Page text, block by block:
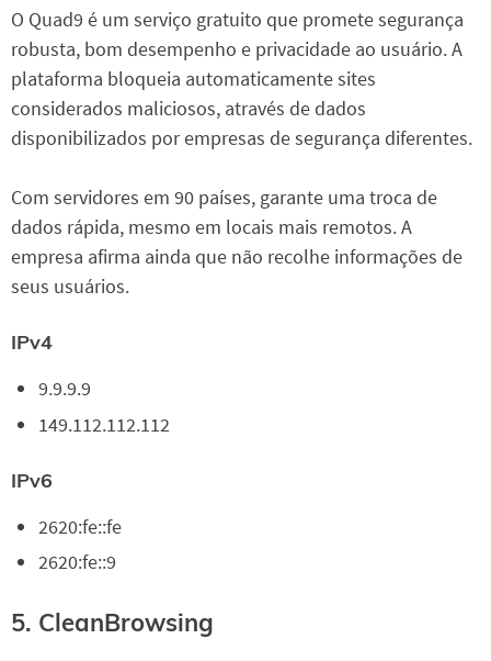
O Quad9 é um serviço gratuito que promete segurança
robusta, bom desempenho e privacidade ao usuário. A
plataforma bloqueia automaticamente sites
considerados maliciosos, através de dados
disponibilizados por empresas de segurança diferentes.
Com servidores em 90 países, garante uma troca de
dados rápida, mesmo em locais mais remotos. A
empresa afirma ainda que não recolhe informações de
seus usuários.
IPv4
9.9.9.9
149.112.112.112
IPv6
2620:fe::fe
2620:fe::9
5. CleanBrowsing